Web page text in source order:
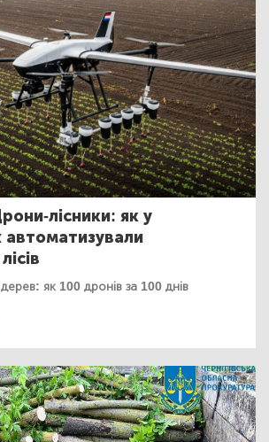
лісники: як у
автоматизували
як 100 дронів за 100 днів